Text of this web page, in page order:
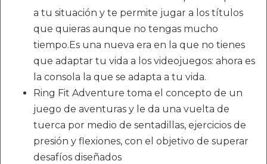
a tu situación y te permite jugar a los títulos
que quieras aunque no tengas mucho
tiempo.Es una nueva era en la que no tienes
que adaptar tu vida a los videojuegos: ahora es
la consola la que se adapta a tu vida.
Ring Fit Adventure toma el concepto de un
juego de aventuras y le da una vuelta de
tuerca por medio de sentadillas, ejercicios de
presión y flexiones, con el objetivo de superar
desafíos diseñados